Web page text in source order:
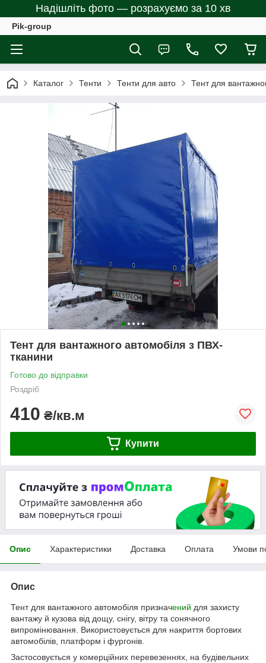
Надішліть фото — розрахуємо за 10 хв
Pik-group
Каталог Тенти Тенти для авто Тент для
Тент для вантажного автомобіля з ПВХ-
тканини
Готово до відправки
Роздріб
410 ₴/кв.м
Купити
Опис Характеристики Доставка Оплата Умови
Опис
Тент для вантажного автомобіля призначений для захисту
вантажу й кузова від дощу, снігу, вітру та сонячного
випромінювання. Використовується для накриття бортових
автомобілів, платформ і фургонів.
Застосовується у комерційних перевезеннях, на будівельних